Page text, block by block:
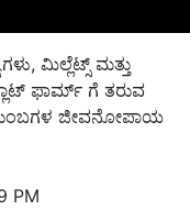
ಮಿಲ್ಲೆಟ್ಸ್ ಮತ್ತು
ಫಾರ್ಮ್ ಗೆ ತರುವ
ಜೀವನೋಪಾಯ
PM